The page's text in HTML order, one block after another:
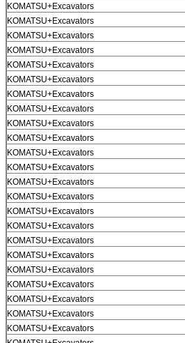
KOMATSU+Excavators
KOMATSU+Excavators
KOMATSU+Excavators
KOMATSU+Excavators
KOMATSU+Excavators
KOMATSU+Excavators
KOMATSU+Excavators
KOMATSU+Excavators
KOMATSU+Excavators
KOMATSU+Excavators
KOMATSU+Excavators
KOMATSU+Excavators
KOMATSU+Excavators
KOMATSU+Excavators
KOMATSU+Excavators
KOMATSU+Excavators
KOMATSU+Excavators
KOMATSU+Excavators
KOMATSU+Excavators
KOMATSU+Excavators
KOMATSU+Excavators
KOMATSU+Excavators
KOMATSU+Excavators